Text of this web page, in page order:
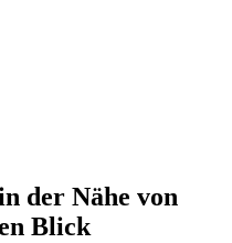
der Nähe von
Blick